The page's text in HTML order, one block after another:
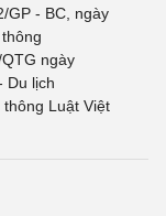
GP - BC, ngày
ngày
Du lịch
Luật Việt